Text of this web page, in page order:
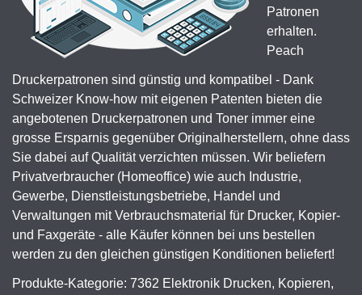
Patronen
erhalten.
Peach
Druckerpatronen sind günstig und kompatibel - Dank
Schweizer Know-how mit eigenen Patenten bieten die
angebotenen Druckerpatronen und Toner immer eine
grosse Ersparnis gegenüber Originalherstellern, ohne dass
Sie dabei auf Qualität verzichten müssen. Wir beliefern
Privatverbraucher (Homeoffice) wie auch Industrie,
Gewerbe, Dienstleistungsbetriebe, Handel und
Verwaltungen mit Verbrauchsmaterial für Drucker, Kopier-
und Faxgeräte - alle Käufer können bei uns bestellen
werden zu den gleichen günstigen Konditionen beliefert!
Produkte-Kategorie: 7362 Elektronik Drucken, Kopieren,